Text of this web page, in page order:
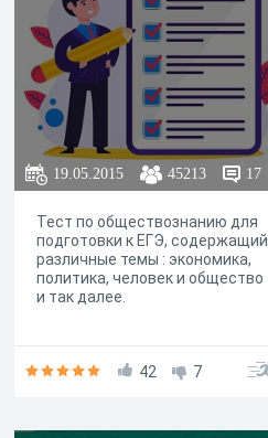
19.05.2015 45213 17
Тест по обществознанию для
подготовки к ЕГЭ, содержащий
различные темы : экономика,
политика, человек и общество
и так далее.
42 7